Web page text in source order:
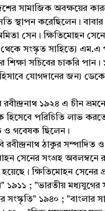
সামাজিক অবক্ষয়ের
স্থাপন করেছিলেন।
সেন। ক্ষিতিমোহন
সংস্কৃত সাহিত্যে এম.এ
শিক্ষা সচিবের চাকরি পান।
যোগদানের জন্য
রবীন্দ্রনাথ ১৯২৪ এ চীন
হিসেবে পরিচিতি লাভ
ও গবেষক ছিলেন।
রবীন্দ্রনাথ ঠাকুর
সেনের সংগ্রহ অবলম্বনে
ক্ষিতিমোহন সেনের
১৯১১ ; "ভারতীয় মধ্যযুগের
সংস্কৃতি" ১৯৪০ ;